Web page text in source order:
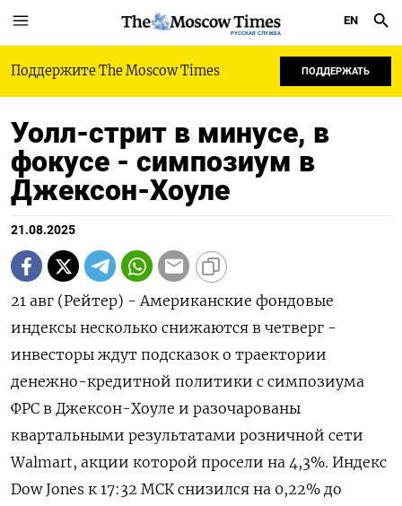
РУССКАЯ СЛУЖБА
EN
Поддержите The Moscow Times ПОДДЕРЖАТЬ
Уолл-стрит в минусе, в
фокусе - симпозиум в
Джексон-Хоуле
21.08.2025
21 авг (Рейтер) - Американские фондовые
индексы несколько снижаются в четверг -
инвесторы ждут подсказок о траектории
денежно-кредитной политики с симпозиума
ФРС в Джексон-Хоуле и разочарованы
квартальными результатами розничной сети
Walmart, акции которой просели на 4,3%. Индекс
Dow Jones к 17:32 МСК снизился на 0,22% до